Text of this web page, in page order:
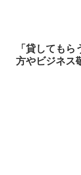
「貸しても
方やビジネス